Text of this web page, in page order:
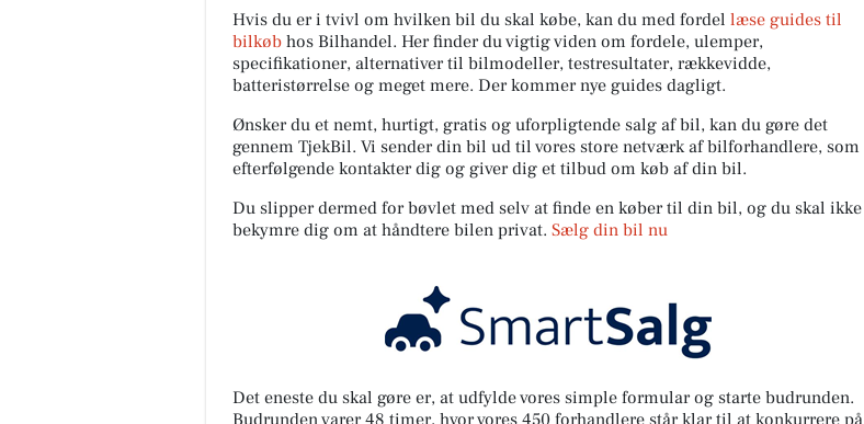
Hvis du er i tvivl om hvilken bil du skal købe, kan du med fordel læse guides til
bilkøb hos Bilhandel. Her finder du vigtig viden om fordele, ulemper,
specifikationer, alternativer til bilmodeller, testresultater, rækkevidde,
batteristørrelse og meget mere. Der kommer nye guides dagligt.
Ønsker du et nemt, hurtigt, gratis og uforpligtende salg af bil, kan du gøre det
gennem TjekBil. Vi sender din bil ud til vores store netværk af bilforhandlere, som
efterfølgende kontakter dig og giver dig et tilbud om køb af din bil.
Du slipper dermed for bøvlet med selv at finde en køber til din bil, og du skal ikke
bekymre dig om at håndtere bilen privat. Sælg din bil nu
Det eneste du skal gøre er, at udfylde vores simple formular og starte budrunden.
Budrunden varer 48 timer, hvor vores 450 forhandlere står klar til at konkurrere på